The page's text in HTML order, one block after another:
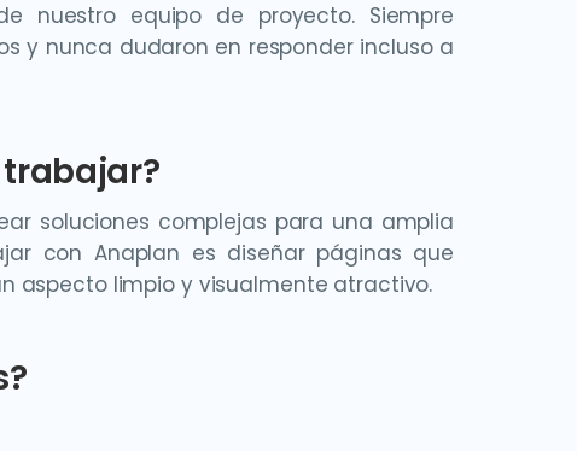
nuestro equipo de proyecto. Siempre
y nunca dudaron en responder incluso a
soluciones complejas para una amplia
con Anaplan es diseñar páginas que
aspecto limpio y visualmente atractivo.